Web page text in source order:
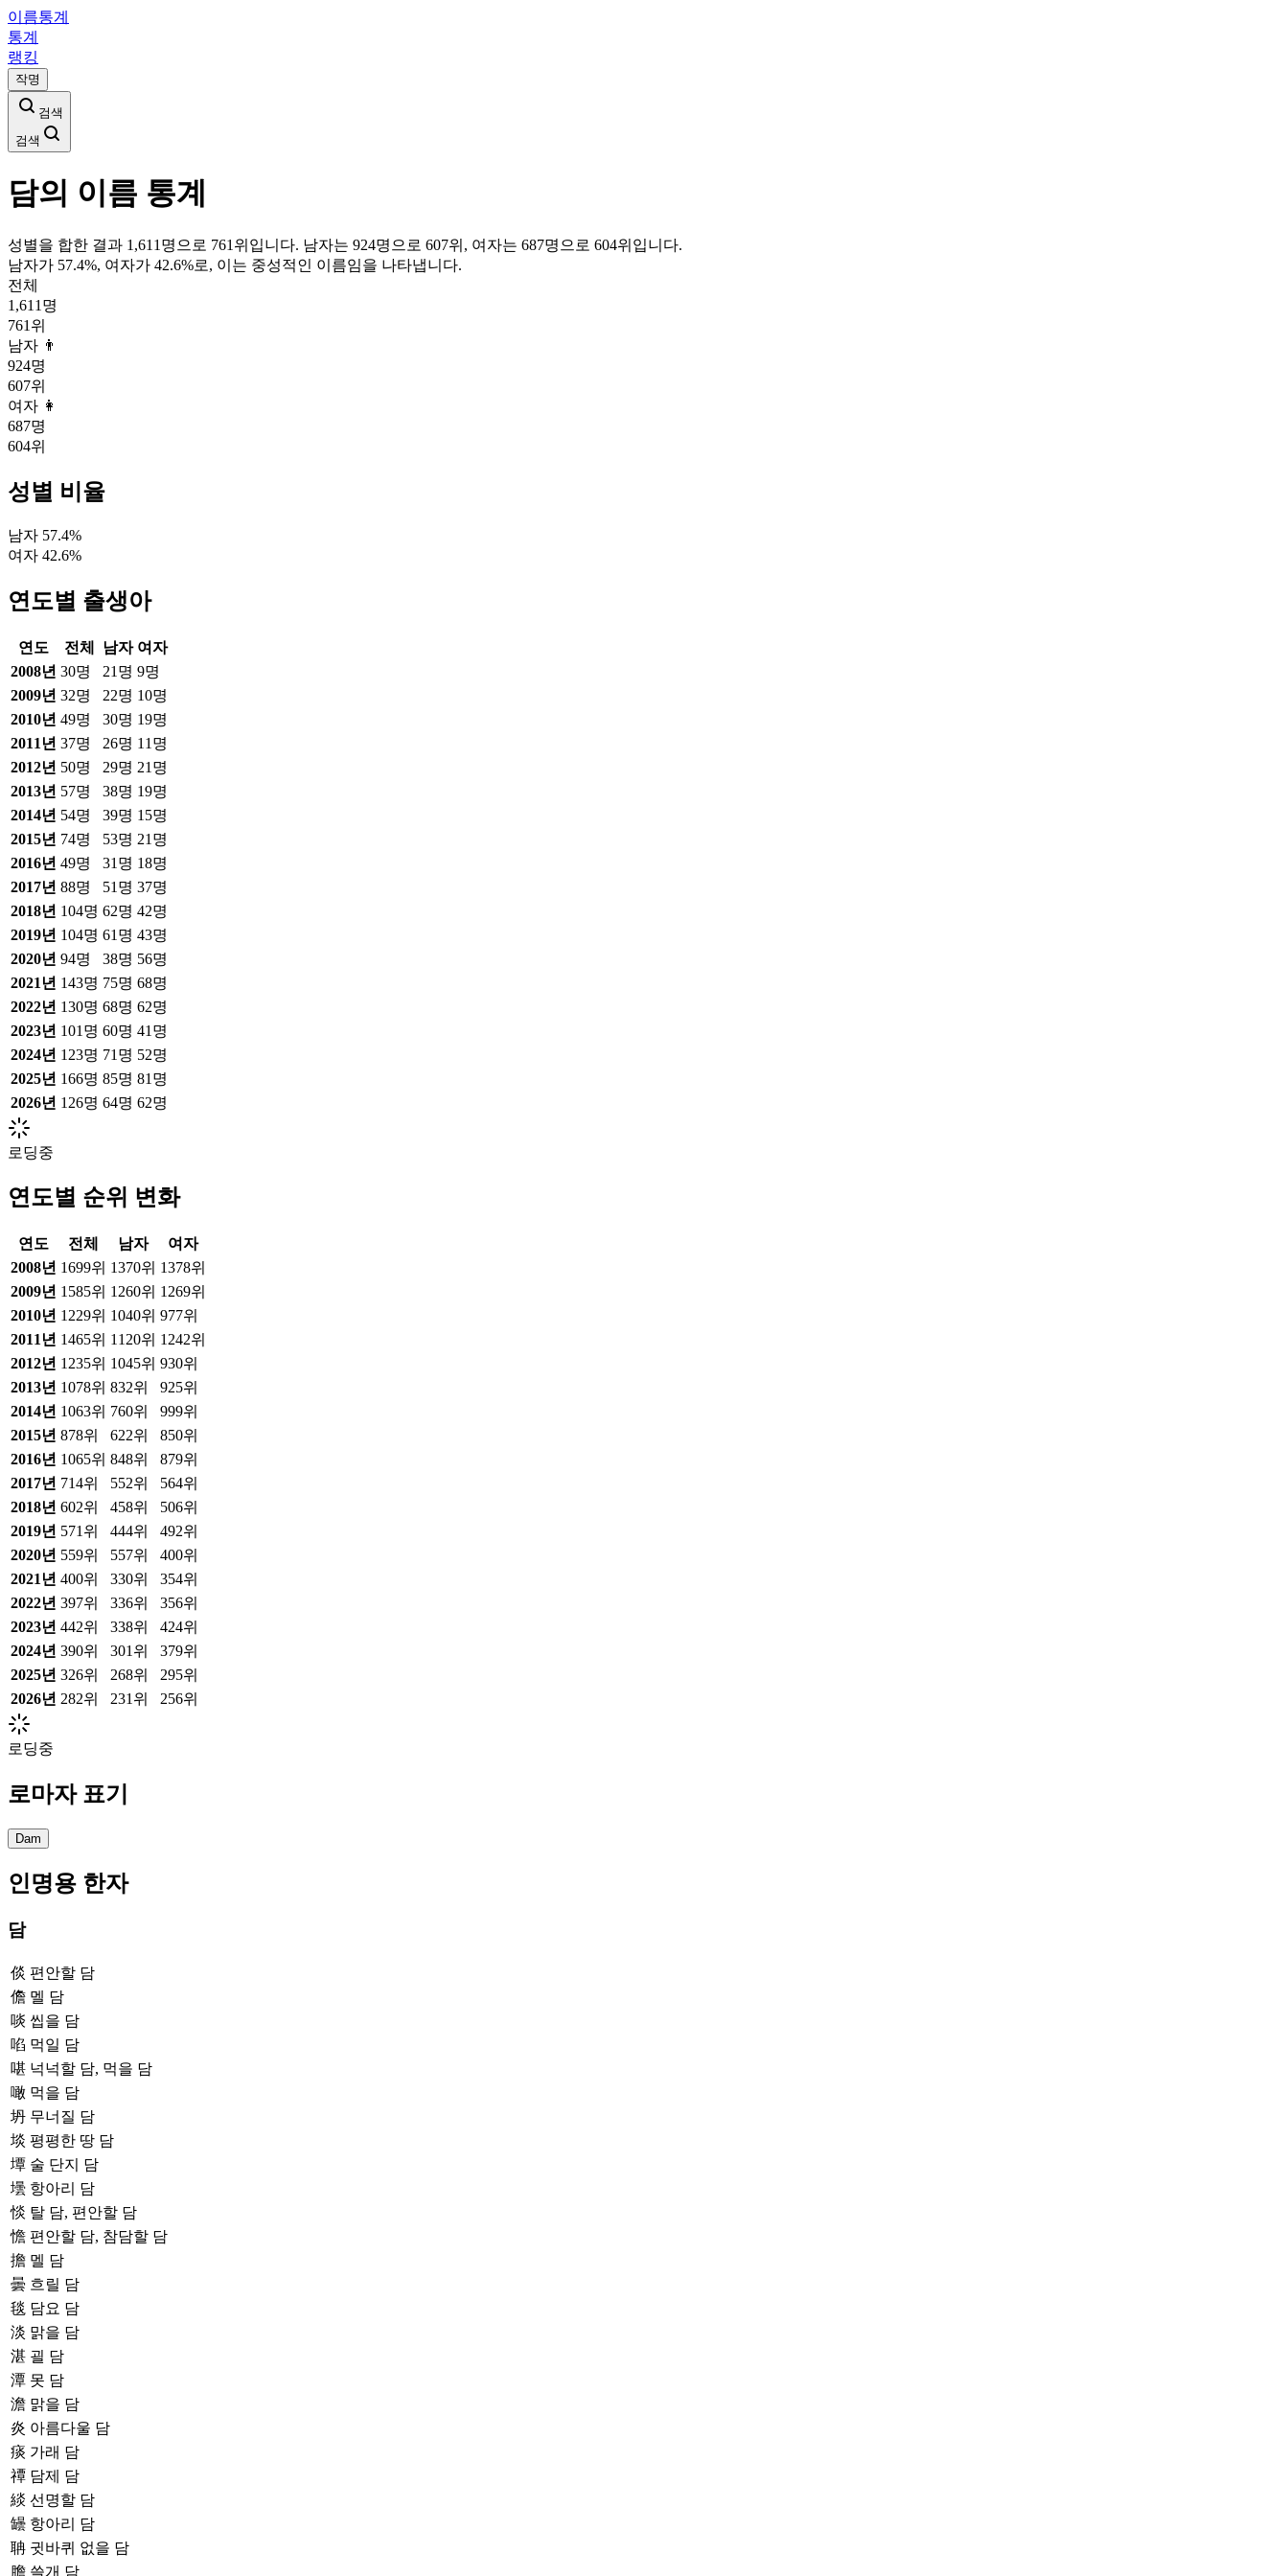
이름통계
통계
랭킹
작명
검색
검색
담의 이름 통계
성별을 합한 결과 1,611명으로 761위입니다. 남자는 924명으로 607위, 여자는 687명으로 604위입니다.
남자가 57.4%, 여자가 42.6%로, 이는 중성적인 이름임을 나타냅니다.
전체
1,611 명
761 위
남자 👨
924명
607위
여자 👩
687명
604위
성별 비율
남자 57.4%
여자 42.6%
연도별 출생아
연도 전체 남자 여자
2008년 30명 21 명 9명
2009년 32명 22명 10명
2010년 49명 30명 19명
2011 년 37명 26명 11 명
2012년 50명 29명 21 명
2013년 57명 38명 19명
2014년 54명 39명 15명
2015년 74명 53명 21 명
2016년 49명 31 명 18명
2017년 88명 51 명 37명
2018년 104명 62명 42명
2019년 104명 61 명 43명
2020년 94명 38명 56명
2021 년 143명 75명 68명
2022년 130명 68명 62명
2023년 101 명 60명 41 명
2024년 123명 71 명 52명
2025년 166명 85명 81 명
2026년 126명 64명 62명
로딩중
연도별 순위 변화
연도 전체 남자
여자
2008년 1699위 1370위 1378위
2009년 1585위 1260위 1269위
2010년 1229위 1040위 977위
2011 년 1465위 1120위 1242위
2012년 1235위 1045위 930위
2013년 1078위 832위
925위
2014년 1063위 760위
999위
2015년 878위 622위
850위
2016년 1065위 848위
879위
2017년 714위 552위
564위
2018년 602위 458위
506위
2019년 571위 444위
492위
2020년 559위 557위
400위
2021 년 400위 330위
354위
2022년 397위 336위
356위
2023년 442위 338위
424위
2024년 390위 301위
379위
2025년 326위 268위
295위
2026년 282위 231위 256위
로딩중
로마자 표기
Dam
인명용 한자
담
倓 편안할 담
儋 멜 담
啖 씹을 담
啗 먹일 담
啿 넉넉할 담, 먹을 담
噉 먹을 담
坍 무너질 담
埮 평평한 땅 담
墰 술 단지 담
壜 항아리 담
惔 탈 담, 편안할 담
憺 편안할 담, 참담할 담
擔 멜 담
曇 흐릴 담
毯 담요 담
淡 맑을 담
湛 괼 담
潭 못 담
澹 맑을 담
炎 아름다울 담
痰 가래 담
禫 담제 담
緂 선명할 담
罎 항아리 담
聃 귓바퀴 없을 담
膽 쓸개 담